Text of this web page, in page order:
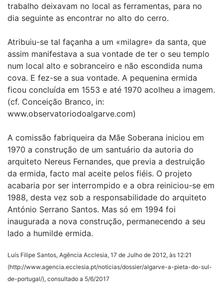
trabalho deixavam no local as ferramentas, para no
dia seguinte as encontrar no alto do cerro.
Atribuiu-se tal façanha a um «milagre» da santa, que
assim manifestava a sua vontade de ter o seu templo
num local alto e sobranceiro e não escondida numa
cova. E fez-se a sua vontade. A pequenina ermida
ficou concluída em 1553 e até 1970 acolheu a imagem.
(cf. Conceição Branco, in:
www.observatoriodoalgarve.com)
A comissão fabriqueira da Mãe Soberana iniciou em
1970 a construção de um santuário da autoria do
arquiteto Nereus Fernandes, que previa a destruição
da ermida, facto mal aceite pelos fiéis. O projeto
acabaria por ser interrompido e a obra reiniciou-se em
1988, desta vez sob a responsabilidade do arquiteto
António Serrano Santos. Mas só em 1994 foi
inaugurada a nova construção, permanecendo a seu
lado a humilde ermida.
Luís Filipe Santos, Agência Acclesia, 17 de Julho de 2012, às 12:21
(http://www.agencia.ecclesia.pt/noticias/dossier/algarve-a-pieta-do-sul-
de-portugal/), consultado a 5/6/2017